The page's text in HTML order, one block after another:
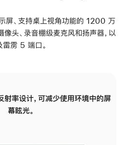
屏、支持桌上视角功能的 1200 万
头、录音棚级麦克风和扬声器，以
雷雳 5 端口。
射率设计，可减少使用环境中的屏
幕眩光。